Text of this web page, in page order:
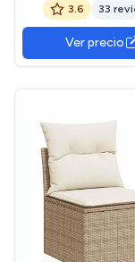
Tumbona, Sofá de
3.6 33
Ver precio